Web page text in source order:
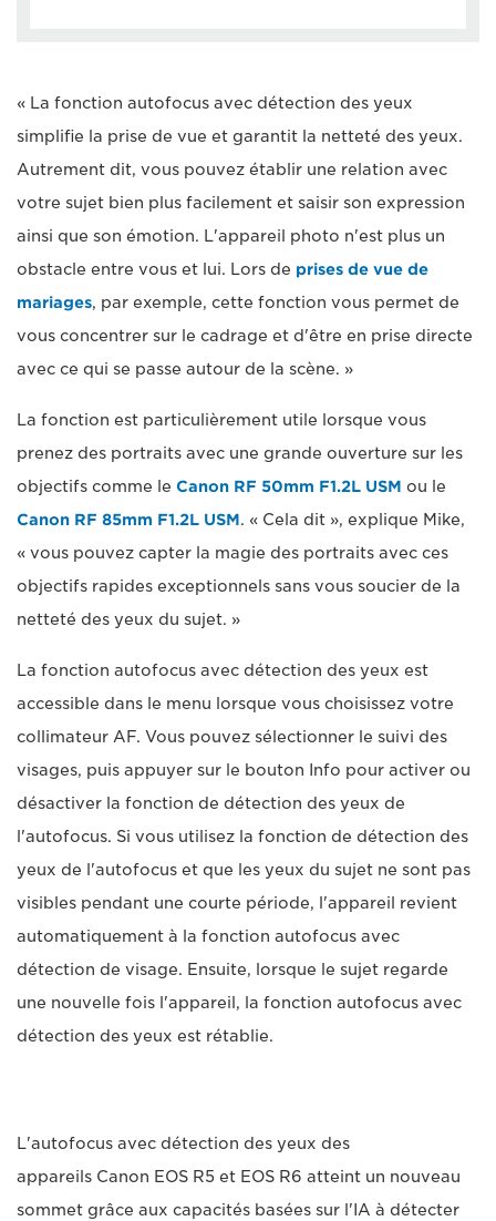
« La fonction autofocus avec détection des yeux
simplifie la prise de vue et garantit la netteté des yeux.
Autrement dit, vous pouvez établir une relation avec
votre sujet bien plus facilement et saisir son expression
ainsi que son émotion. L'appareil photo n'est plus un
obstacle entre vous et lui. Lors de prises de vue de
mariages, par exemple, cette fonction vous permet de
vous concentrer sur le cadrage et d'être en prise directe
avec ce qui se passe autour de la scène. »
La fonction est particulièrement utile lorsque vous
prenez des portraits avec une grande ouverture sur les
objectifs comme le Canon RF 50mm F1.2L USM ou le
Canon RF 85mm F1.2L USM. « Cela dit », explique Mike,
« vous pouvez capter la magie des portraits avec ces
objectifs rapides exceptionnels sans vous soucier de la
netteté des yeux du sujet. »
La fonction autofocus avec détection des yeux est
accessible dans le menu lorsque vous choisissez votre
collimateur AF. Vous pouvez sélectionner le suivi des
visages, puis appuyer sur le bouton Info pour activer ou
désactiver la fonction de détection des yeux de
l'autofocus. Si vous utilisez la fonction de détection des
yeux de l'autofocus et que les yeux du sujet ne sont pas
visibles pendant une courte période, l'appareil revient
automatiquement à la fonction autofocus avec
détection de visage. Ensuite, lorsque le sujet regarde
une nouvelle fois l'appareil, la fonction autofocus avec
détection des yeux est rétablie.
L'autofocus avec détection des yeux des
appareils Canon EOS R5 et EOS R6 atteint un nouveau
sommet grâce aux capacités basées sur l'IA à détecter